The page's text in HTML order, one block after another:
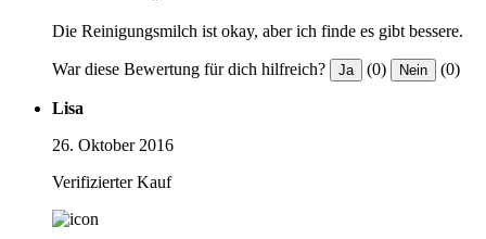
Die Reinigungsmilch ist okay, aber ich finde es gibt bessere.
War diese Bewertung für dich hilfreich? Ja (0) Nein (0)
Lisa
26. Oktober 2016
Verifizierter Kauf